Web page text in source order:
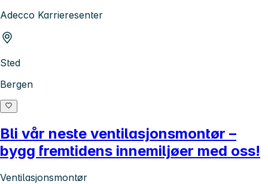
Adecco Karrieresenter
Sted
Bergen
Bli vår neste ventilasjonsmontør –
bygg fremtidens innemiljøer med oss!
Ventilasjonsmontør